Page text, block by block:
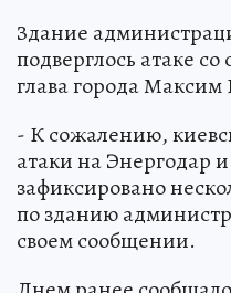
Здание
подверглось атаке
глава города Максим
- К сожалению,
атаки на Энергодар
зафиксировано
по зданию
своем сообщении.